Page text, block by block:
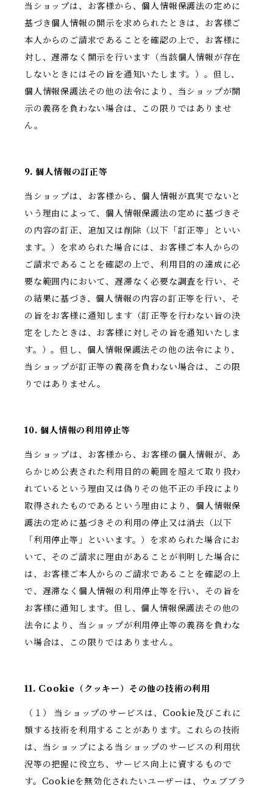
当ショップは、お客様から、個人情報保護法の定めに
基づき個人情報の開示を求められたときは、お客様ご
本人からのご請求であることを確認の上で、お客様に
対し、遅滞なく開示を行います（当該個人情報が存在
しないときにはその旨を通知いたします。）。但し、
個人情報保護法その他の法令により、当ショップが開
示の義務を負わない場合は、この限りではありませ
ん。
9. 個人情報の訂正等
当ショップは、お客様から、個人情報が真実でないと
いう理由によって、個人情報保護法の定めに基づきそ
の内容の訂正、追加又は削除（以下「訂正等」といい
ます。）を求められた場合には、お客様ご本人からの
ご請求であることを確認の上で、利用目的の達成に必
要な範囲内において、遅滞なく必要な調査を行い、そ
の結果に基づき、個人情報の内容の訂正等を行い、そ
の旨をお客様に通知します（訂正等を行わない旨の決
定をしたときは、お客様に対しその旨を通知いたしま
す。）。但し、個人情報保護法その他の法令により、
当ショップが訂正等の義務を負わない場合は、この限
りではありません。
10. 個人情報の利用停止等
当ショップは、お客様から、お客様の個人情報が、あ
らかじめ公表された利用目的の範囲を超えて取り扱わ
れているという理由又は偽りその他不正の手段により
取得されたものであるという理由により、個人情報保
護法の定めに基づきその利用の停止又は消去（以下
「利用停止等」といいます。）を求められた場合にお
いて、そのご請求に理由があることが判明した場合に
は、お客様ご本人からのご請求であることを確認の上
で、遅滞なく個人情報の利用停止等を行い、その旨を
お客様に通知します。但し、個人情報保護法その他の
法令により、当ショップが利用停止等の義務を負わな
い場合は、この限りではありません。
11. Cookie（クッキー）その他の技術の利用
（１） 当ショップのサービスは、Cookie及びこれに
類する技術を利用することがあります。これらの技術
は、当ショップによる当ショップのサービスの利用状
況等の把握に役立ち、サービス向上に資するもので
す。Cookieを無効化されたいユーザーは、ウェブブラ